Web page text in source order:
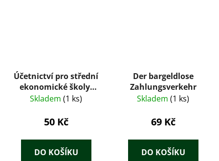
Účetnictví pro střední
ekonomické školy,
obor všeobecná
Skladem (1 ks)
50 Kč
DO KOŠÍKU
Der bargeldlose
Zahlungsverkehr
Skladem (1 ks)
69 Kč
DO KOŠÍKU